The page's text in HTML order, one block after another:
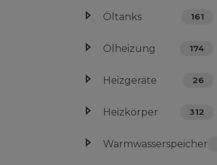
Öltanks 161
Ölheizung 174
Heizgeräte 26
Heizkörper 312
Warmwasserspeicher